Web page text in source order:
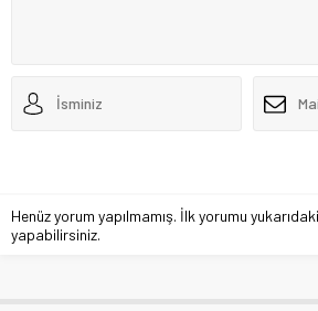
Henüz yorum yapılmamış. İlk yorumu
yapabilirsiniz.